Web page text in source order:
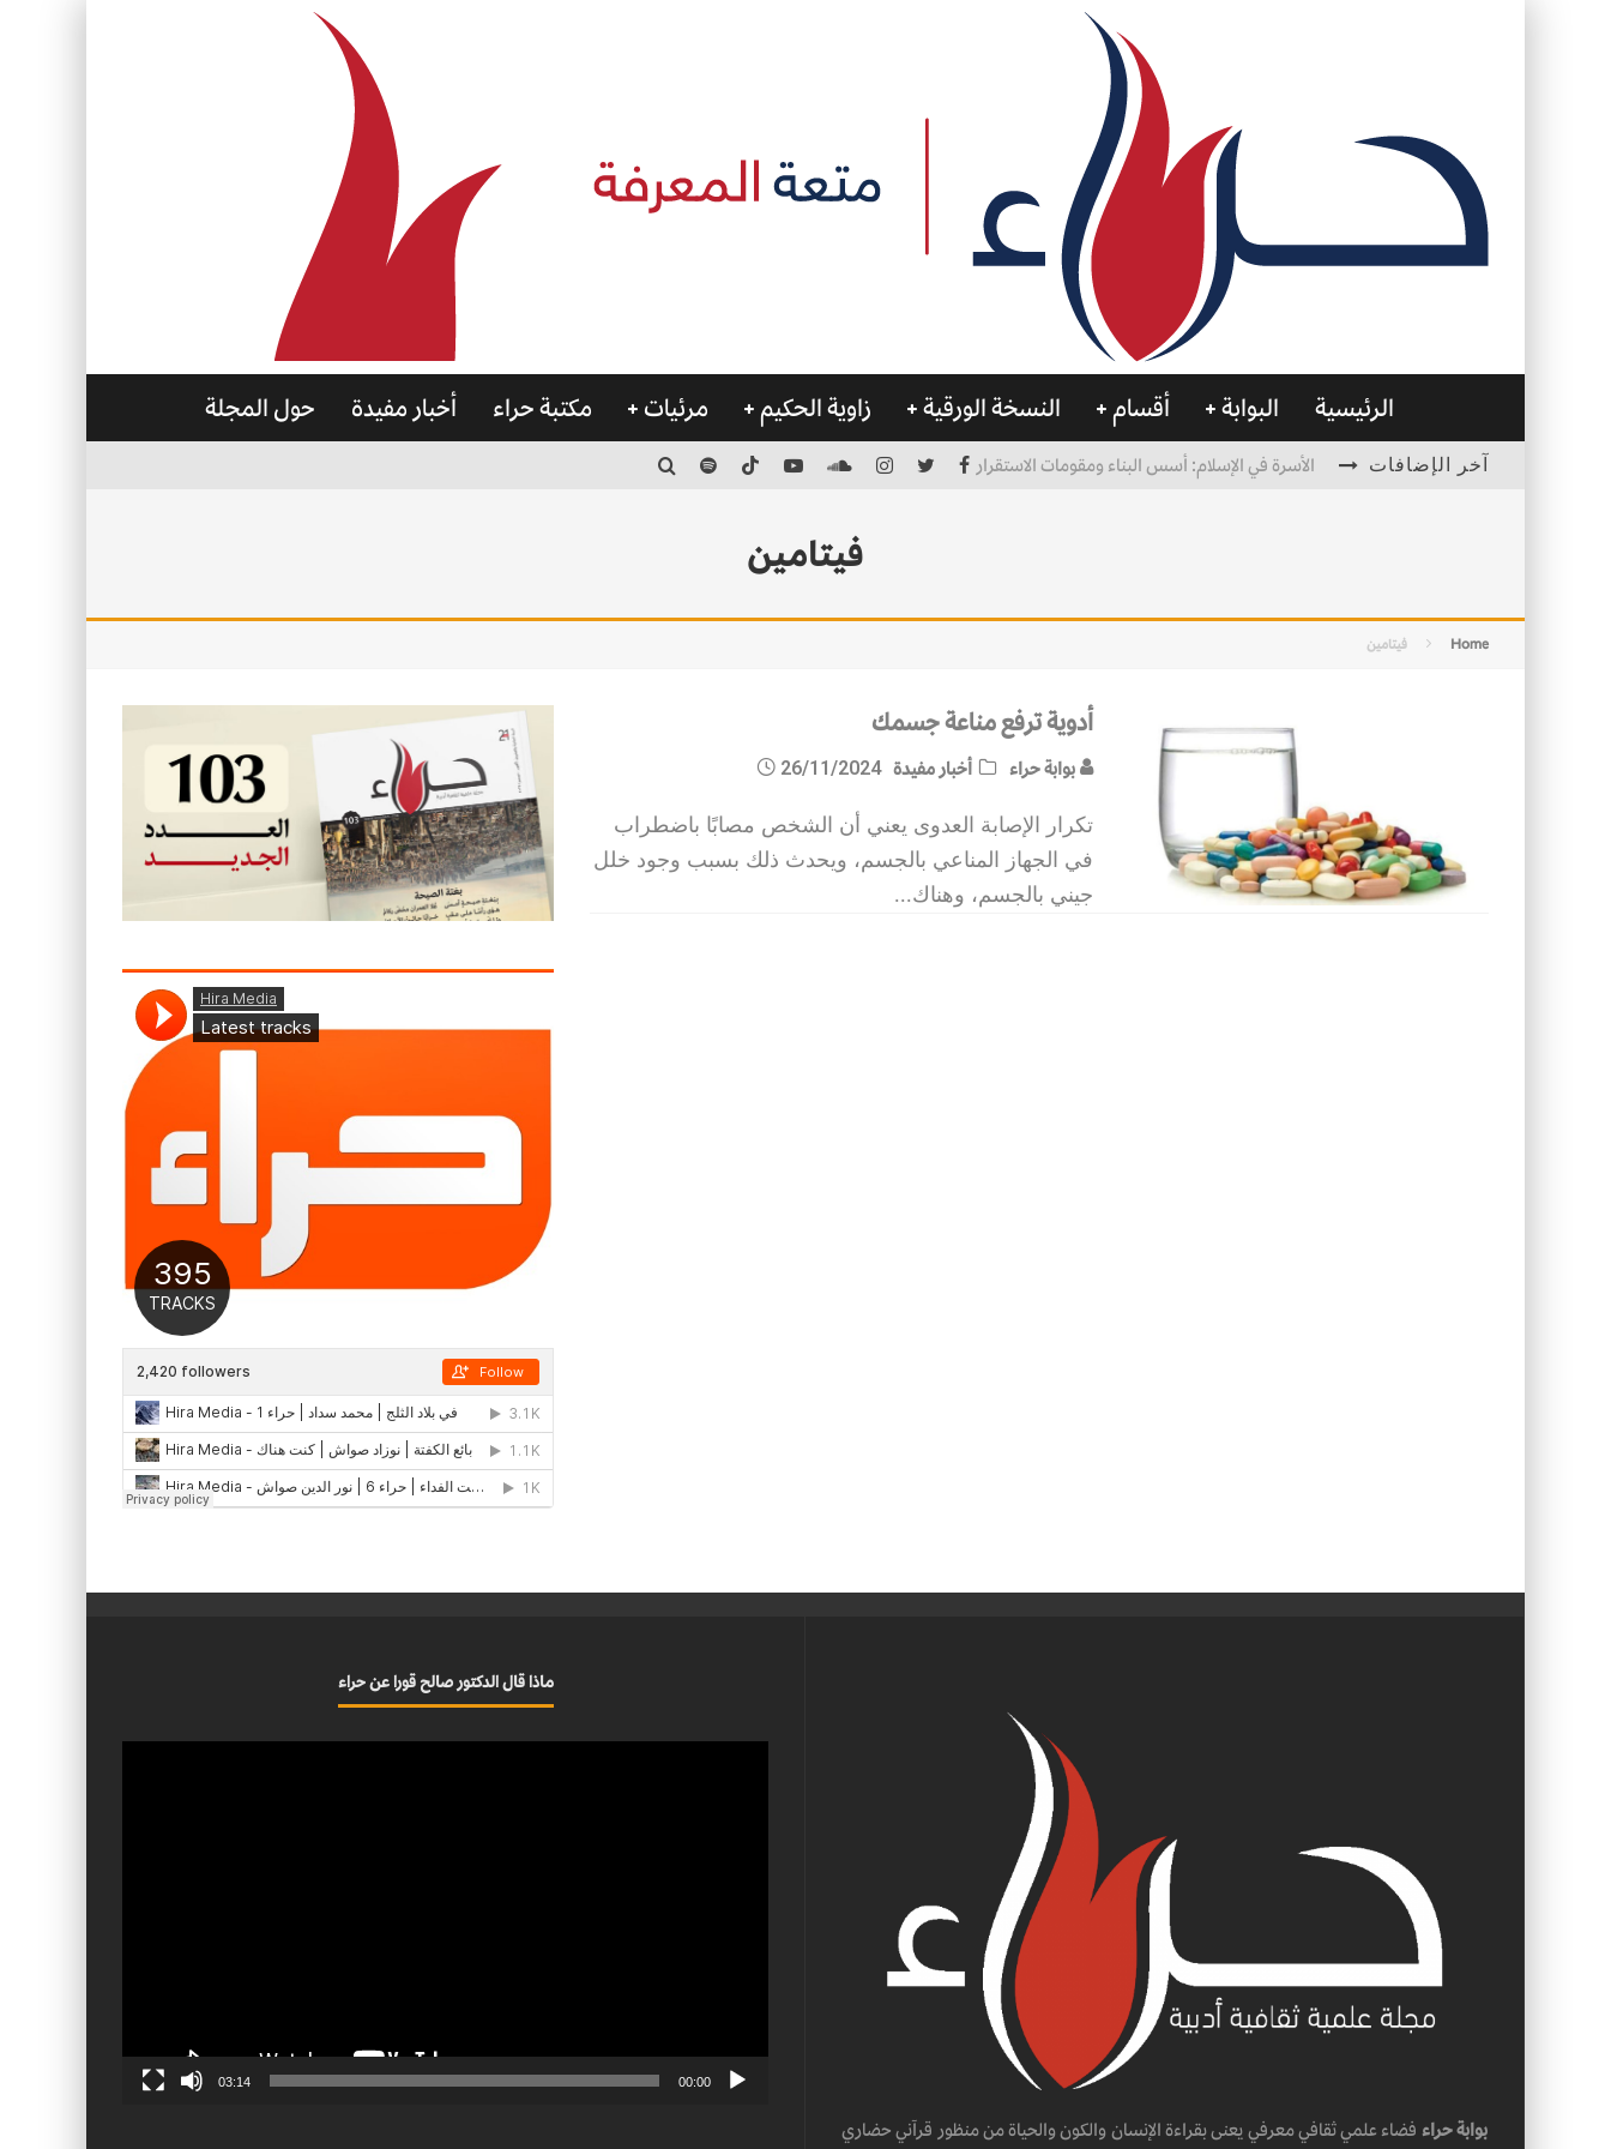
الرئيسية البوابة أقسام النسخة الورقية زاوية الحكيم مرئيات مكتبة حراء أخبار مفيدة حول المجلة
آخر الإضافات الأسرة في الإسلام: أسس البناء ومقومات الاستقرار
فيتامين
Home فيتامين
أدوية ترفع مناعة جسمك
بوابة حراء أخبار مفيدة 26/11/2024
تكرار الإصابة العدوى يعني أن الشخص مصابًا باضطراب
في الجهاز المناعي بالجسم، ويحدث ذلك بسبب وجود خلل
جيني بالجسم، وهناك...
بوابة حراء فضاء علمي ثقافي معرفي يعنى بقراءة الإنسان والكون والحياة من منظور قرآني حضاري
ماذا قال الدكتور صالح قورا عن حراء
00:00
03:14